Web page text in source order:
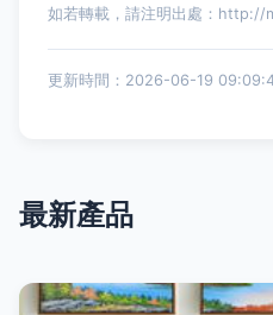
如若轉載，請注明出處：
更新時間：2026-06-19
最新產品